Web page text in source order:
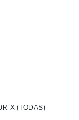
X (TODAS)